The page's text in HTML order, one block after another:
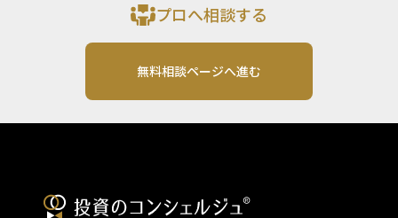
プロへ相談する
無料相談ページへ進む